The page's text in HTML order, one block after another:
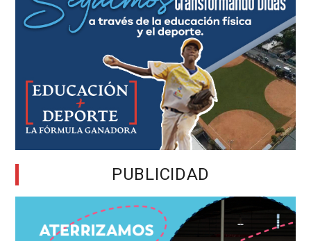
PUBLICIDAD